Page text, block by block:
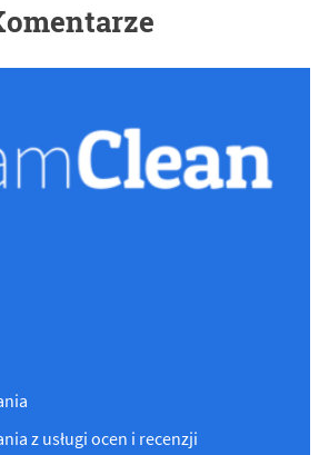
z usługi ocen i recenzji